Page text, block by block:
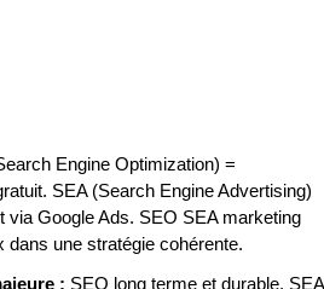
Engine Optimization) =
SEA (Search Engine Advertising)
via Google Ads. SEO SEA marketing
dans une stratégie cohérente.
: SEO long terme et durable, SEA